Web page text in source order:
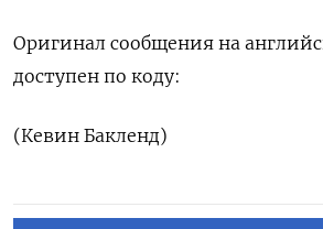
Оригинал сообщения на
доступен по коду:
(Кевин Бакленд)